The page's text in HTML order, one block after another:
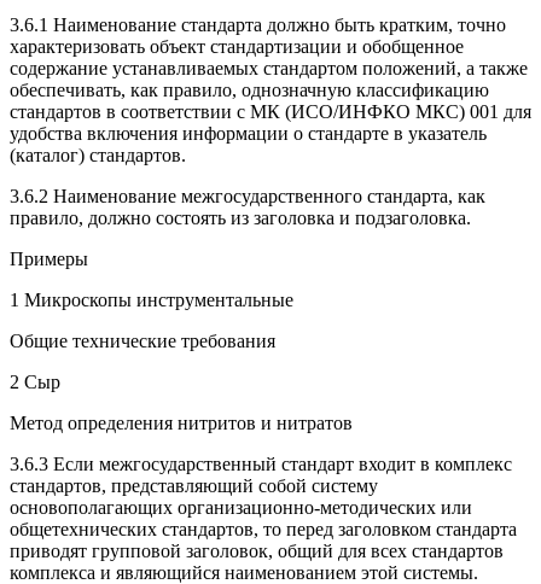
3.6.1 Наименование стандарта должно быть кратким, точно
характеризовать объект стандартизации и обобщенное
содержание устанавливаемых стандартом положений, а также
обеспечивать, как правило, однозначную классификацию
стандартов в соответствии с МК (ИСО/ИНФКО МКС) 001 для
удобства включения информации о стандарте в указатель
(каталог) стандартов.
3.6.2 Наименование межгосударственного стандарта, как
правило, должно состоять из заголовка и подзаголовка.
Примеры
1 Микроскопы инструментальные
Общие технические требования
2 Сыр
Метод определения нитритов и нитратов
3.6.3 Если межгосударственный стандарт входит в комплекс
стандартов, представляющий собой систему
основополагающих организационно-методических или
общетехнических стандартов, то перед заголовком стандарта
приводят групповой заголовок, общий для всех стандартов
комплекса и являющийся наименованием этой системы.